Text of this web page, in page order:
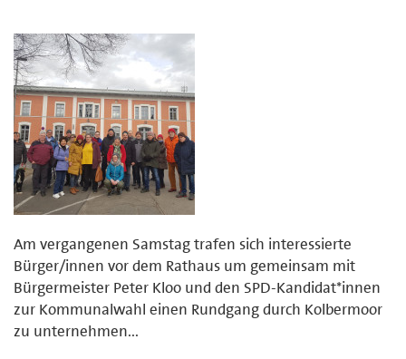
Am vergangenen Samstag trafen sich interessierte
Bürger/innen vor dem Rathaus um gemeinsam mit
Bürgermeister Peter Kloo und den SPD-Kandidat*innen
zur Kommunalwahl einen Rundgang durch Kolbermoor
zu unternehmen...